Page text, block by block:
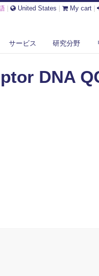
United States My cart
サービス 研究分野
DNA